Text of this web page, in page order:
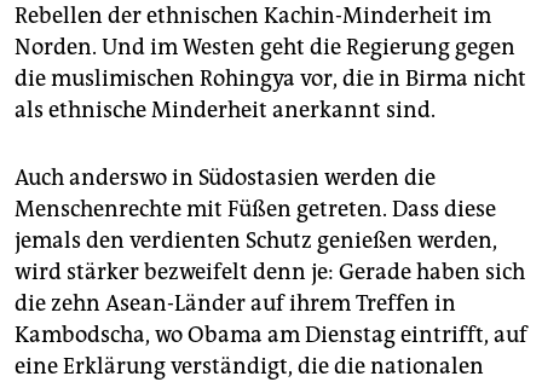
Rebellen der ethnischen Kachin-Minderheit im
Norden. Und im Westen geht die Regierung gegen
die muslimischen Rohingya vor, die in Birma nicht
als ethnische Minderheit anerkannt sind.
Auch anderswo in Südostasien werden die
Menschenrechte mit Füßen getreten. Dass diese
jemals den verdienten Schutz genießen werden,
wird stärker bezweifelt denn je: Gerade haben sich
die zehn Asean-Länder auf ihrem Treffen in
Kambodscha, wo Obama am Dienstag eintrifft, auf
eine Erklärung verständigt, die die nationalen